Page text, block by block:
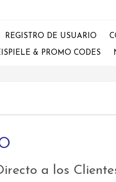
REGISTRO DE USUARIO
& PROMO CODES
a los